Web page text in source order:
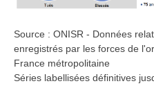
Source : ONISR - Données
enregistrés par les forces de
France métropolitaine
Séries labellisées définitives